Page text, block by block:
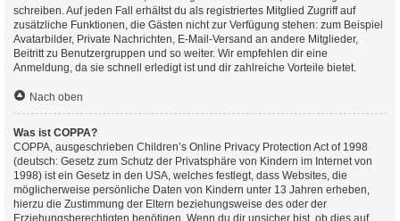
schreiben. Auf jeden Fall erhältst du als registriertes Mitglied Zugriff auf
zusätzliche Funktionen, die Gästen nicht zur Verfügung stehen: zum Beispiel
Avatarbilder, Private Nachrichten, E-Mail-Versand an andere Mitglieder,
Beitritt zu Benutzergruppen und so weiter. Wir empfehlen dir eine
Anmeldung, da sie schnell erledigt ist und dir zahlreiche Vorteile bietet.
Nach oben
Was ist COPPA?
COPPA, ausgeschrieben Children’s Online Privacy Protection Act of 1998
(deutsch: Gesetz zum Schutz der Privatsphäre von Kindern im Internet von
1998) ist ein Gesetz in den USA, welches festlegt, dass Websites, die
möglicherweise persönliche Daten von Kindern unter 13 Jahren erheben,
hierzu die Zustimmung der Eltern beziehungsweise des oder der
Erziehungsberechtigten benötigen. Wenn du dir unsicher bist, ob dies auf